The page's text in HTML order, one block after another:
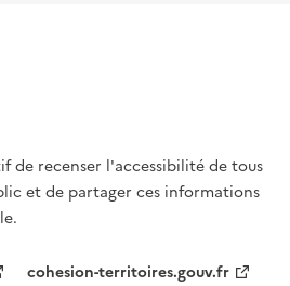
de recenser l'accessibilité de tous
et de partager ces informations
cohesion-territoires.gouv.fr